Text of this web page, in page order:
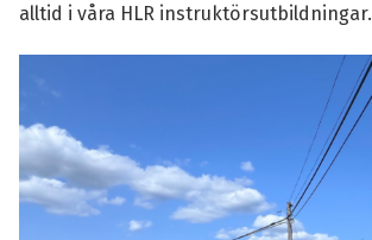
alltid i våra HLR instruktörsutbildningar.